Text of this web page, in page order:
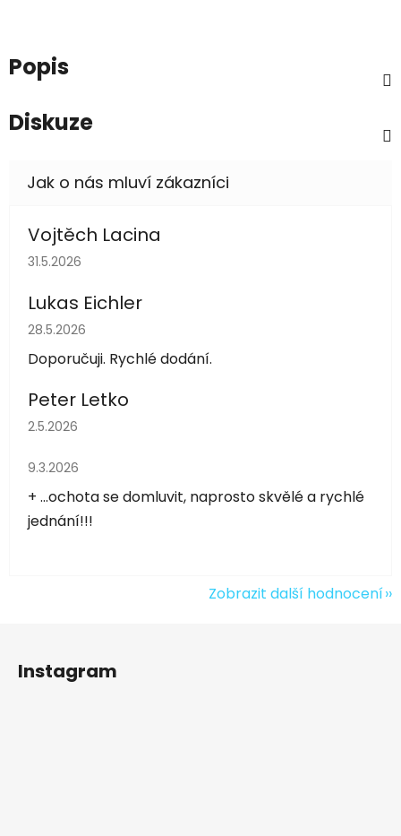
Popis
Diskuze
Vojtěch Lacina
Hodnocení obchodu je 5 z 5 hvězdiček.
31.5.2026
Lukas Eichler
Hodnocení obchodu je 5 z 5 hvězdiček.
28.5.2026
Doporučuji. Rychlé dodání.
Peter Letko
Hodnocení obchodu je 5 z 5 hvězdiček.
2.5.2026
Hodnocení obchodu je 5 z 5 hvězdiček.
9.3.2026
+ ...ochota se domluvit, naprosto skvělé a rychlé
jednání!!!
Zobrazit další hodnocení
Instagram